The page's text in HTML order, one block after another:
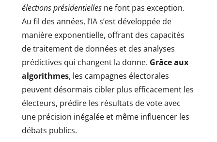
élections présidentiellesne font pas exception.
Au fil des années, l’IA s’est développée de
manière exponentielle, offrant des capacités
de traitement de données et des analyses
prédictives qui changent la donne. Grâce aux
algorithmes, les campagnes électorales
peuvent désormais cibler plus efficacement les
électeurs, prédire les résultats de vote avec
une précision inégalée et même influencer les
débats publics.